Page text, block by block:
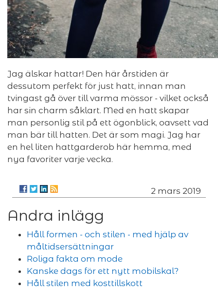
Jag älskar hattar! Den här årstiden är
dessutom perfekt för just hatt, innan man
tvingast gå över till varma mössor - vilket också
har sin charm såklart. Med en hatt skapar
man personlig stil på ett ögonblick, oavsett vad
man bär till hatten. Det är som magi. Jag har
en hel liten hattgarderob här hemma, med
nya favoriter varje vecka.
2 mars 2019
Andra inlägg
Håll formen - och stilen - med hjälp av
måltidsersättningar
Roliga fakta om mode
Kanske dags för ett nytt mobilskal?
Håll stilen med kosttillskott